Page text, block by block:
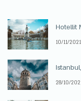
Hotellit
10/11/2021
28/10/